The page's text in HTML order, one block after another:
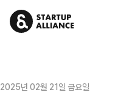
2025년 02월 21일 금요일